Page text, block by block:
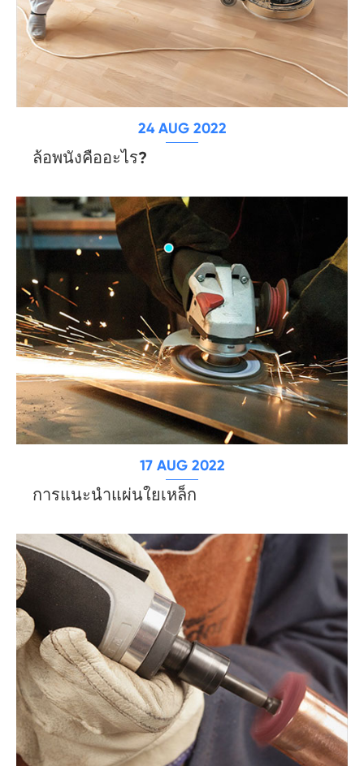
24 AUG 2022
ล้อพนังคืออะไร?
17 AUG 2022
การแนะนำแผ่นใยเหล็ก